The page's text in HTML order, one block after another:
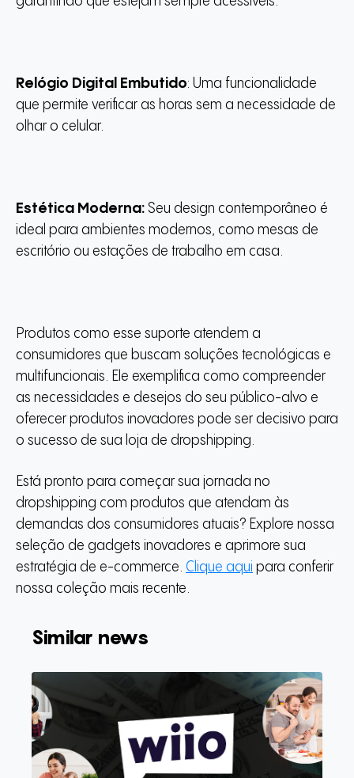
Relógio Digital Embutido: Uma funcionalidade
que permite verificar as horas sem a necessidade de
olhar o celular.
Estética Moderna: Seu design contemporâneo é
ideal para ambientes modernos, como mesas de
escritório ou estações de trabalho em casa.
Produtos como esse suporte atendem a
consumidores que buscam soluções tecnológicas e
multifuncionais. Ele exemplifica como compreender
as necessidades e desejos do seu público-alvo e
oferecer produtos inovadores pode ser decisivo para
o sucesso de sua loja de dropshipping.
Está pronto para começar sua jornada no
dropshipping com produtos que atendam às
demandas dos consumidores atuais? Explore nossa
seleção de gadgets inovadores e aprimore sua
estratégia de e-commerce. Clique aqui para conferir
nossa coleção mais recente.
Similar news